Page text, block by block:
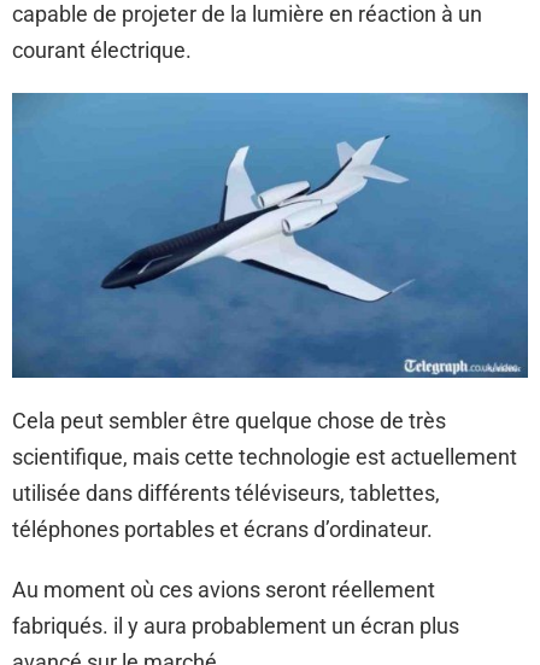
capable de projeter de la lumière en réaction à un
courant électrique.
Cela peut sembler être quelque chose de très
scientifique, mais cette technologie est actuellement
utilisée dans différents téléviseurs, tablettes,
téléphones portables et écrans d’ordinateur.
Au moment où ces avions seront réellement
fabriqués. il y aura probablement un écran plus